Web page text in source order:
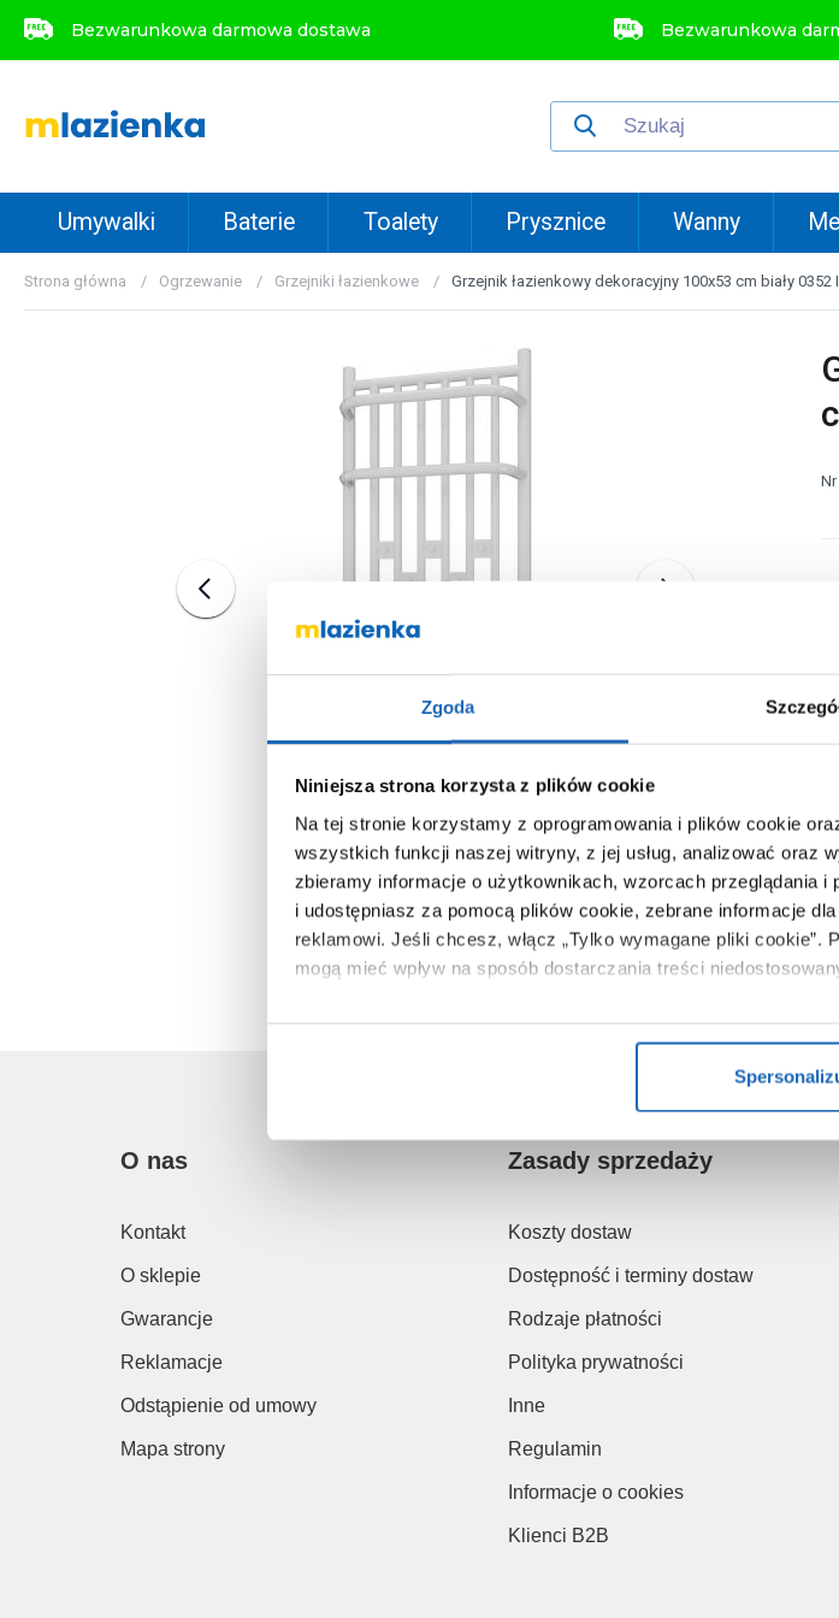
Zgoda
Niniejsza strona korzysta z plików cookie
Na tej stronie korzystamy z oprogramowania i plików cookie
wszystkich funkcji naszej witryny, z jej usług, analizować oraz
zbieramy informacje o użytkownikach, wzorcach przeglądania i
i udostępniasz za pomocą plików cookie, zebrane informacje
reklamowi. Jeśli chcesz, włącz „Tylko wymagane pliki cookie”.
mogą mieć wpływ na sposób dostarczania treści
Aby uzyskać więcej informacji na temat plików plików cookie,
Bezwarunkowa darmowa dostawa Bezwarunkowa
Umywalki Baterie Toalety Prysznice Wanny
Strona główna Ogrzewanie Grzejniki łazienkowe Grzejnik łazienkowy dekoracyjny 100x53 cm biały 0352
O nas
Kontakt
O sklepie
Gwarancje
Reklamacje
Odstąpienie od umowy
Mapa strony
Zasady sprzedaży
Koszty dostaw
Dostępność i terminy dostaw
Rodzaje płatności
Polityka prywatności
Inne
Regulamin
Informacje o cookies
Klienci B2B